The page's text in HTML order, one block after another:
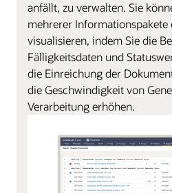
anfällt, zu verwalten. Sie
mehrerer
visualisieren, indem Sie die
Fälligkeitsdaten und
die Einreichung der
die Geschwindigkeit von
Verarbeitung erhöhen.